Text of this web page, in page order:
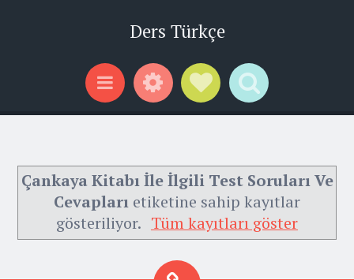
Ders Türkçe
Menu WidgetsSocial Links
Search
Çankaya Kitabı İle İlgili Test Soruları Ve
Cevapları etiketine sahip kayıtlar
gösteriliyor. Tüm kayıtları göster